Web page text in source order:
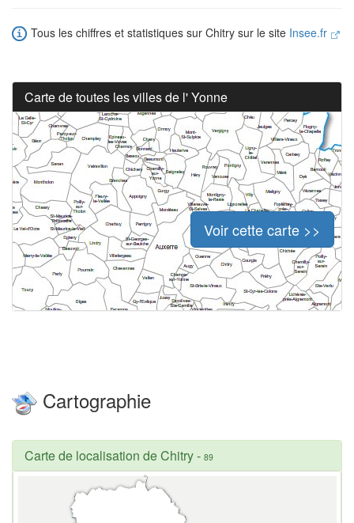
Tous les chiffres et statistiques sur Chitry sur le site Insee.fr
Carte de toutes les villes de l' Yonne
Voir cette carte >>
Cartographie
Carte de localisation de Chitry- 89